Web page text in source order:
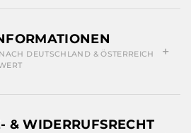
DEUTSCHLAND & ÖSTERREICH
& WIDERRUFSRECHT